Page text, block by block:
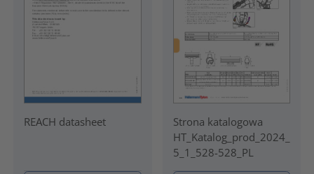
REACH datasheet
Strona katalogowa
HT_Katalog_prod_2024_
5_1_528-528_PL